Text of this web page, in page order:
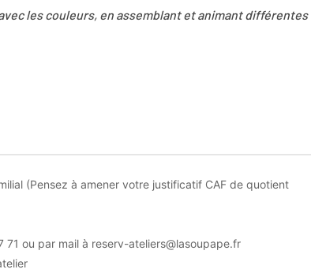
les couleurs, en assemblant et animant différentes
(Pensez à amener votre justificatif CAF de quotient
71 ou par mail à reserv-ateliers@lasoupape.fr